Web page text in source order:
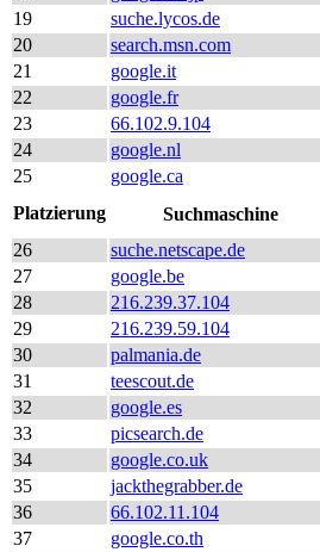
19
suche.lycos.de
20
search.msn.com
21
google.it
22
google.fr
23
66.102.9.104
24
google.nl
25
google.ca
Platzierung
Suchmaschine
26
suche.netscape.de
27
google.be
28
216.239.37.104
29
216.239.59.104
30
palmania.de
31
teescout.de
32
google.es
33
picsearch.de
34
google.co.uk
35
jackthegrabber.de
36
66.102.11.104
37
google.co.th